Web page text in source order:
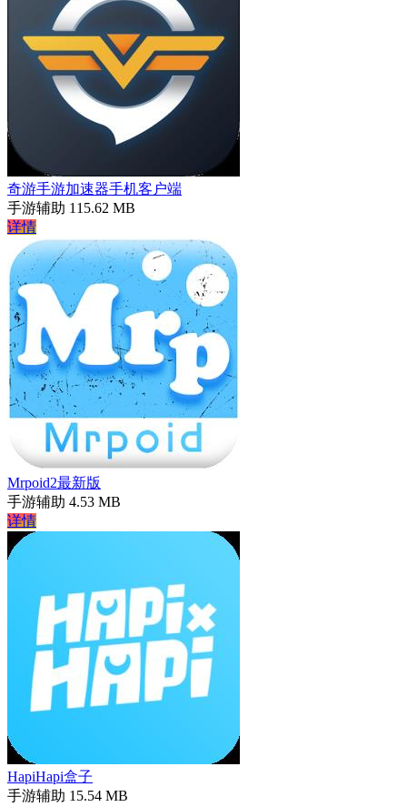
奇游手游加速器手机客户端
手游辅助 115.62 MB
详情
Mrpoid2最新版
手游辅助 4.53 MB
详情
HapiHapi盒子
手游辅助 15.54 MB